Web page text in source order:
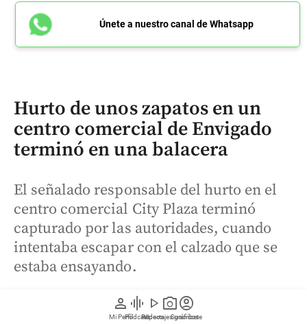
person
Mi Perfil
graphic_eq
Pódcast
play_arrow
Videos
photo_camera
Reportajes gráficos
account_circle
Suscríbete
Únete a nuestro canal de Whatsapp
Hurto de unos zapatos en un
centro comercial de Envigado
terminó en una balacera
El señalado responsable del hurto en el
centro comercial City Plaza terminó
capturado por las autoridades, cuando
intentaba escapar con el calzado que se
estaba ensayando.